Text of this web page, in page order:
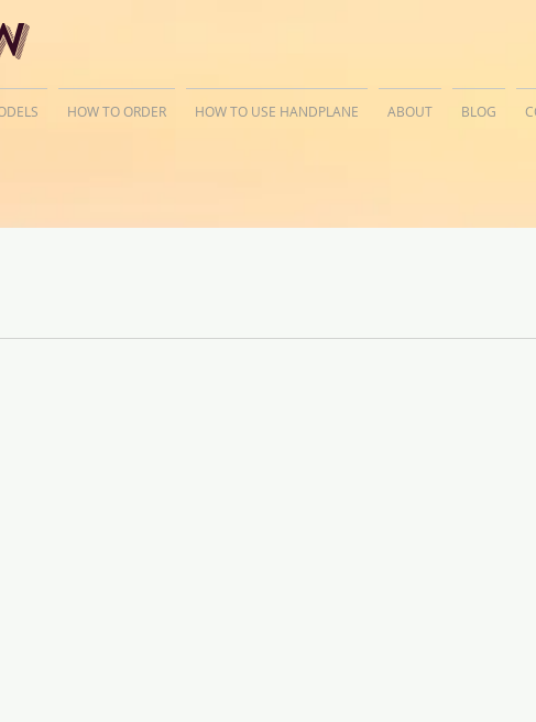
HOW TO ORDER HOW TO USE HANDPLANE ABOUT BLOG